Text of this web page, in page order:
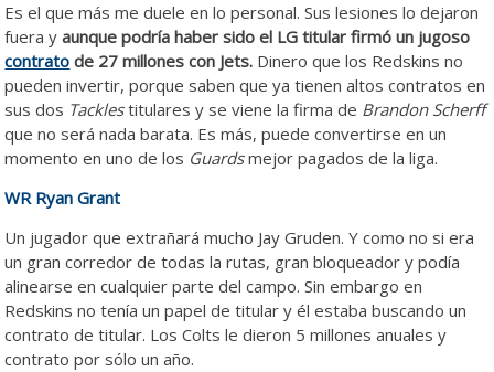
Es el que más me duele en lo personal. Sus lesiones lo dejaron
fuera yaunque podría haber sido el LG titular firmó un jugoso
contrato de 27 millones con Jets. Dinero que los Redskins no
pueden invertir, porque saben que ya tienen altos contratos en
sus dos Tacklestitulares y se viene la firma de Brandon Scherff
que no será nada barata. Es más, puede convertirse en un
momento en uno de los Guardsmejor pagados de la liga.
WR Ryan Grant
Un jugador que extrañará mucho Jay Gruden. Y como no si era
un gran corredor de todas la rutas, gran bloqueador y podía
alinearse en cualquier parte del campo. Sin embargo en
Redskins no tenía un papel de titular y él estaba buscando un
contrato de titular. Los Colts le dieron 5 millones anuales y
contrato por sólo un año.